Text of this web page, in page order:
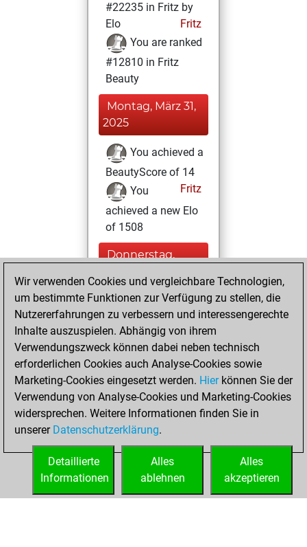
#22235 in Fritz by
Elo
Fritz
You are ranked
#12810 in Fritz
Beauty
Montag, März 31,
2025
You achieved a
BeautyScore of 14
Fritz
You
achieved a new Elo
of 1508
Donnerstag,
You played 1
blitz games
Play
You scored +0
=0 -1 in blitz
Donnerstag,
Februar 6, 2025
You created
your Fritz account
Wir verwenden Cookies und vergleichbare Technologien,
um bestimmte Funktionen zur Verfügung zu stellen, die
Nutzererfahrungen zu verbessern und interessengerechte
Inhalte auszuspielen. Abhängig von ihrem
Verwendungszweck können dabei neben technisch
erforderlichen Cookies auch Analyse-Cookies sowie
Marketing-Cookies eingesetzt werden. Hierkönnen Sie der
Verwendung von Analyse-Cookies und Marketing-Cookies
widersprechen. Weitere Informationen finden Sie in
unserer Datenschutzerklärung.
Alles
akzeptieren
Alles
ablehnen
Detaillierte
Informationen